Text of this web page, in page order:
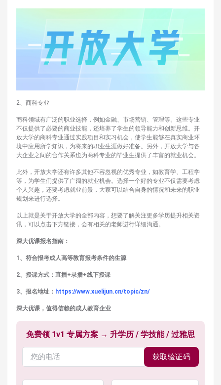
2、商科专业
商科领域有广泛的职业选择，例如金融、市场营销、管理等。这些专业
不仅提供了必要的商业技能，还培养了学生的领导能力和创新思维。开
放大学的商科专业通过实践项目和实习机会，使学生能够在真实商业环
境中应用所学知识，为将来的职业生涯做好准备。另外，开放大学与各
大企业之间的合作关系也为商科专业的毕业生提供了丰富的就业机会。
此外，开放大学还有许多其他不容忽视的优秀专业，如教育学、工程学
等，为学生们提供了广阔的就业机会。选择一个好的专业不仅需要考虑
个人兴趣，还要考虑就业前景，大家可以结合自身的情况和未来的职业
规划来进行选择。
以上就是关于开放大学的全部内容，想要了解关注更多学历提升相关资
讯，可以点击下方链接，会有相关的老师进行详细沟通。
深大优课报名指南：
1、符合报考成人高等教育报考条件的生源
2、授课方式：直播+录播+线下授课
3、报名地址： https://www.xuelijun.cn/topic/zn/
深大优课，值得信赖的成人教育企业
免费领 1v1 专属方案 → 升学历 / 学技能 / 过雅思
获取验证码